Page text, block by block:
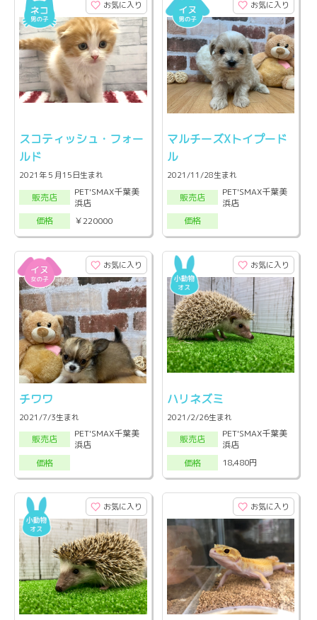
お気に入り
スコティッシュ・フォー
ルド
2021年５月15日生まれ
販売店
PET'SMAX千葉美
浜店
価格
￥220000
お気に入り
マルチーズXトイプード
ル
2021/11/28生まれ
販売店
PET'SMAX千葉美
浜店
価格
お気に入り
チワワ
2021/7/3生まれ
販売店
PET'SMAX千葉美
浜店
価格
お気に入り
ハリネズミ
2021/2/26生まれ
販売店
PET'SMAX千葉美
浜店
価格
18,480円
お気に入り お気に入り